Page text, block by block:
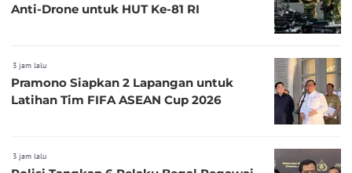
Anti-Drone untuk HUT Ke-81 RI
3 jam lalu
Pramono Siapkan 2 Lapangan untuk
Latihan Tim FIFA ASEAN Cup 2026
3 jam lalu